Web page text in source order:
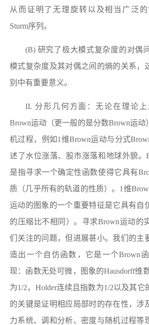
从而证明了无理旋转以及相当广泛的
Sturm序列。
(B) 研究了极大模式复杂度的对偶
模式复杂度及其对偶之间的熵的关系，
别中有重要意义。
II. 分形几何方面：无论在理论上
Brown运动（更一般的是分数Brown运动
机过程，例如1 维Brown运动与分式
述了水位涨落、股市涨落和地球外貌。
是指寻求一个确定性函数使得它具有
质（几乎所有的轨道的性质）。 1 维
运动的图象的一个重要特征是它具有自
的压缩比不相同）。寻求Brown运动的
们关注的问题，但进展甚小。我们的主
造出一个自仿函数，它是一个Brown
现：函数无处可微，图象的Hausdorff维
为1/2 ， Holder连续且指数为1/2以及其它
的关键是证明相应局部时的存在性，涉
力系统、调和分析、密度与随机过程等